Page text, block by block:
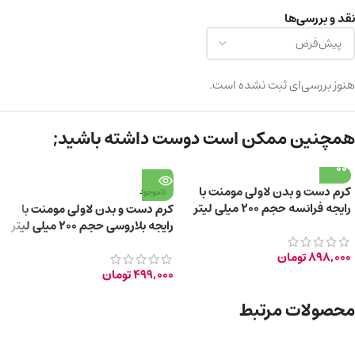
نقد و بررسی‌ها
هنوز بررسی‌ای ثبت نشده است.
همچنین ممکن است دوست داشته باشید;
کرم دست و بدن لاولی مومنت با
رایجه فرانسه حجم ۲۰۰ میلی لیتر
898,000تومان
ناموجود
کرم دست و بدن لاولی مومنت با
رایجه بلاروسی حجم ۲۰۰ میلی لیتر
499,000تومان
محصولات مرتبط